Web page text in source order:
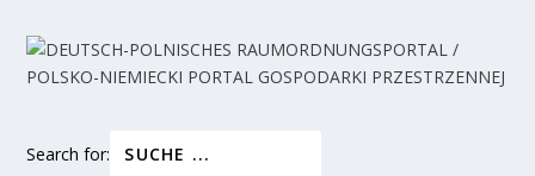
Search for: